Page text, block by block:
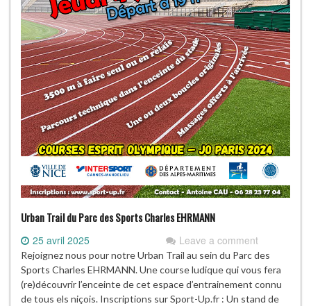
Urban Trail du Parc des Sports Charles EHRMANN
25 avril 2025 Leave a comment
Rejoignez nous pour notre Urban Trail au sein du Parc des
Sports Charles EHRMANN. Une course ludique qui vous fera
(re)découvrir l’enceinte de cet espace d’entrainement connu
de tous els niçois. Inscriptions sur Sport-Up.fr : Un stand de